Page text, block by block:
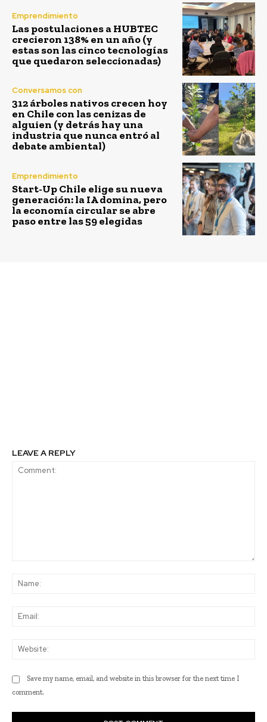
Emprendimiento
Las postulaciones a HUBTEC
crecieron 138% en un año (y
estas son las cinco tecnologías
que quedaron seleccionadas)
Conversamos con
312 árboles nativos crecen hoy
en Chile con las cenizas de
alguien (y detrás hay una
industria que nunca entró al
debate ambiental)
Emprendimiento
Start-Up Chile elige su nueva
generación: la IA domina, pero
la economía circular se abre
paso entre las 59 elegidas
LEAVE A REPLY
Save my name, email, and website in this browser for the next time I
comment.